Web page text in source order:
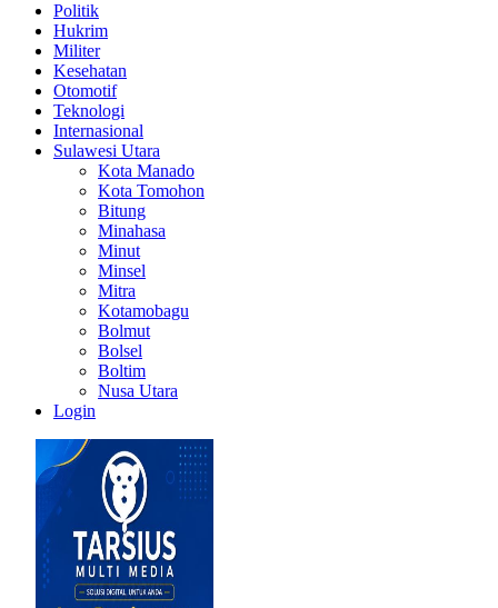
Politik
Hukrim
Militer
Kesehatan
Otomotif
Teknologi
Internasional
Sulawesi Utara
Kota Manado
Kota Tomohon
Bitung
Minahasa
Minut
Minsel
Mitra
Kotamobagu
Bolmut
Bolsel
Boltim
Nusa Utara
Login